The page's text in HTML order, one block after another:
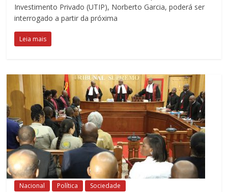
Investimento Privado (UTIP), Norberto Garcia, poderá ser
interrogado a partir da próxima
Leia mais
Nacional Política Sociedade